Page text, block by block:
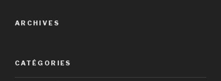
ARCHIVES
CATÉGORIES